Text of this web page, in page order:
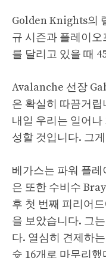
Golden Knights의
규 시즌과 플레이
를 달리고 있을 때
Avalanche 선장
은 확실히 따끔거립
내일 우리는 일어
성할 것입니다. 그
베가스는 파워 플
은 또한 수비수
후 첫 번째 피리어
을 보았습니다. 그
다. 열심히 견제하
슛 16개로 마무리했